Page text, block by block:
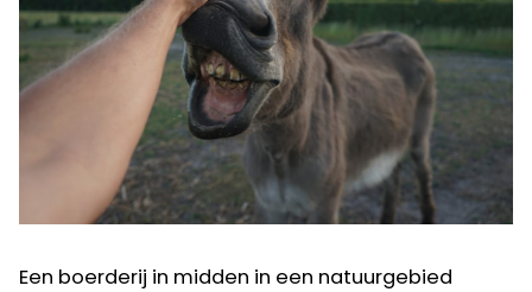
Een boerderij in midden in een natuurgebied